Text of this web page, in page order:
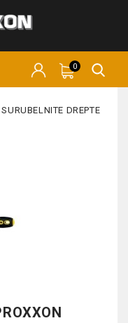
0
SURUBELNITE DREPTE